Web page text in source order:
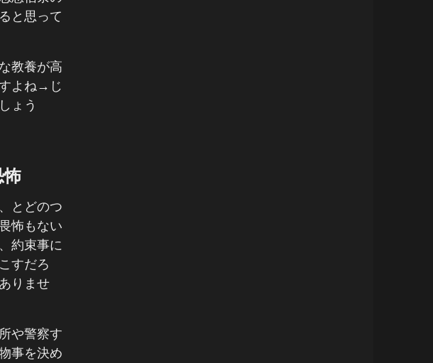
と思って
教養が高
よね→じ
ょう
とどのつ
怖もない
約束事に
すだろ
りませ
や警察す
事を決め